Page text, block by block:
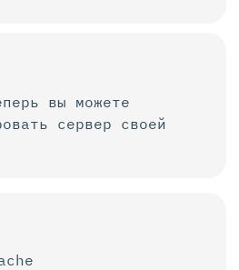
вы можете
сервер своей